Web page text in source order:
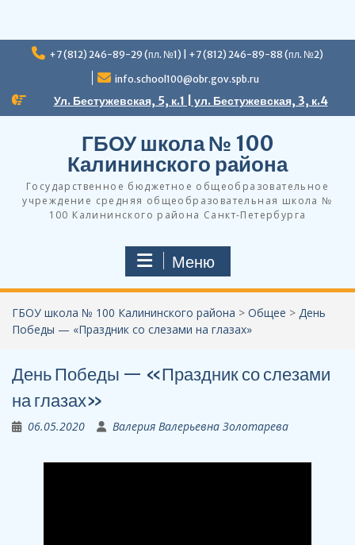
Перейти
+7 (812) 246-89-29 (пл. №1) | +7 (812) 246-89-88 (пл. №2)
info.school100@obr.gov.spb.ru
Ул. Бестужевская, 5, к.1 | ул. Бестужевская, 3, к.4
ГБОУ школа № 100
Калининского района
Государственное бюджетное общеобразовательное
учреждение средняя общеобразовательная школа №
100 Калининского района Санкт-Петербурга
Меню
ГБОУ школа № 100 Калининского района > Общее > День
Победы — «Праздник со слезами на глазах»
День Победы — «Праздник со слезами
на глазах»
06.05.2020 Валерия Валерьевна Золотарева